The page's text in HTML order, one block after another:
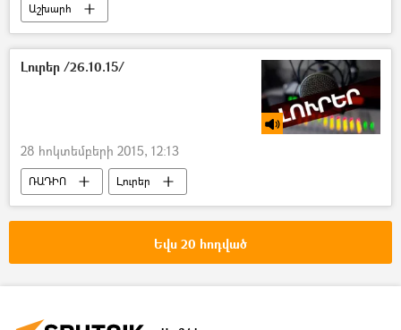
Աշխարհ
Լուրեր /26.10.15/
28 հոկտեմբերի 2015, 12:13
ՌԱԴԻՈ Լուրեր
Եվս 20 հոդված